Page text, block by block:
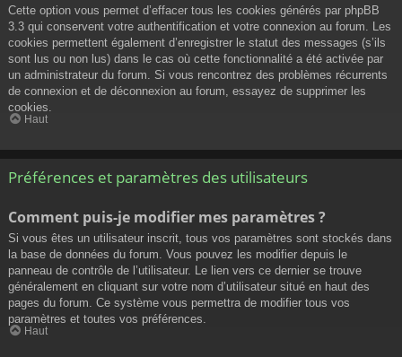
Cette option vous permet d’effacer tous les cookies générés par phpBB
3.3 qui conservent votre authentification et votre connexion au forum. Les
cookies permettent également d’enregistrer le statut des messages (s’ils
sont lus ou non lus) dans le cas où cette fonctionnalité a été activée par
un administrateur du forum. Si vous rencontrez des problèmes récurrents
de connexion et de déconnexion au forum, essayez de supprimer les
cookies.
Haut
Préférences et paramètres des utilisateurs
Comment puis-je modifier mes paramètres ?
Si vous êtes un utilisateur inscrit, tous vos paramètres sont stockés dans
la base de données du forum. Vous pouvez les modifier depuis le
panneau de contrôle de l’utilisateur. Le lien vers ce dernier se trouve
généralement en cliquant sur votre nom d’utilisateur situé en haut des
pages du forum. Ce système vous permettra de modifier tous vos
paramètres et toutes vos préférences.
Haut